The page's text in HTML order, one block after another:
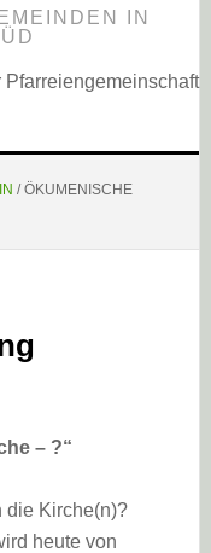
IN
/ÖKUMENISCHE
– ?“
die Kirche(n)?
heute von